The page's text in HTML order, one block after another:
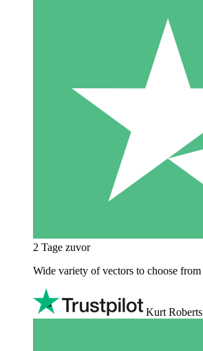
2 Tage zuvor
Wide variety of vectors to choose from
Kurt Roberts